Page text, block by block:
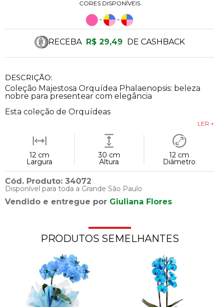
DESCRIÇÃO:
Coleção Majestosa Orquídea Phalaenopsis: beleza
nobre para presentear com elegância
Esta coleção de Orquídeas
LER +
CORES DISPONÍVEIS
12 cm
Largura
30 cm
Altura
12 cm
Diâmetro
Cód. Produto: 34072
Disponível para toda a Grande São Paulo
Vendido e entregue por Giuliana Flores
RECEBA R$ 29,49 DE CASHBACK
PRODUTOS SEMELHANTES